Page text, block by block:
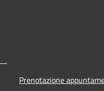
Prenotazione